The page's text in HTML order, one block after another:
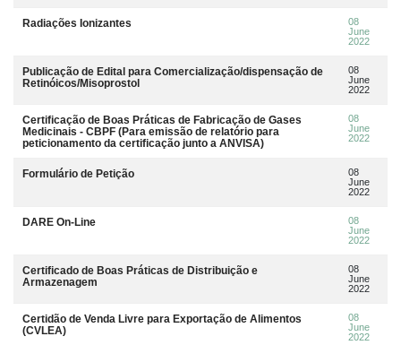
Radiações Ionizantes
08
June
2022
Publicação de Edital para Comercialização/dispensação de
Retinóicos/Misoprostol
08
June
2022
Certificação de Boas Práticas de Fabricação de Gases
Medicinais - CBPF (Para emissão de relatório para
peticionamento da certificação junto a ANVISA)
08
June
2022
Formulário de Petição
08
June
2022
DARE On-Line
08
June
2022
Certificado de Boas Práticas de Distribuição e
Armazenagem
08
June
2022
Certidão de Venda Livre para Exportação de Alimentos
(CVLEA)
08
June
2022